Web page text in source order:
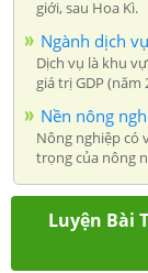
giới, sau Hoa Kì.
Ngành dịch
Dịch vụ là khu
giá trị GDP (năm
Nền nông
Nông nghiệp có
trọng của nông
Luyện Bài